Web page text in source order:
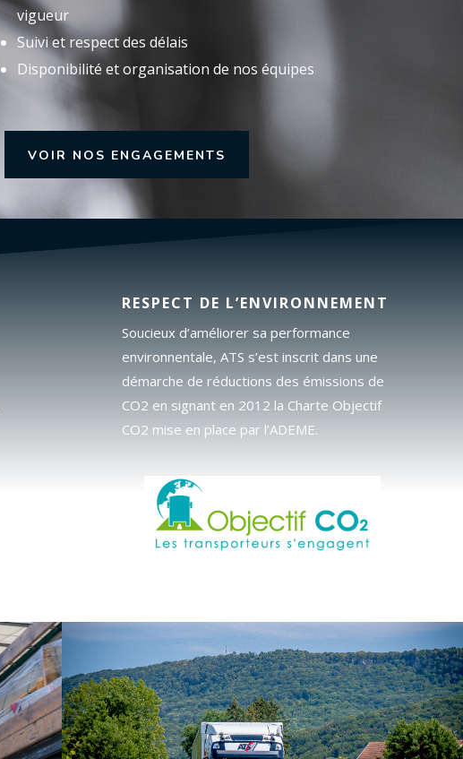
vigueur
Suivi et respect des délais
Disponibilité et organisation de nos équipes
VOIR NOS ENGAGEMENTS
RESPECT DE L’ENVIRONNEMENT
Soucieux d’améliorer sa performance
environnentale, ATS s’est inscrit dans une
démarche de réductions des émissions de
CO2 en signant en 2012 la Charte Objectif
CO2 mise en place par l’ADEME.